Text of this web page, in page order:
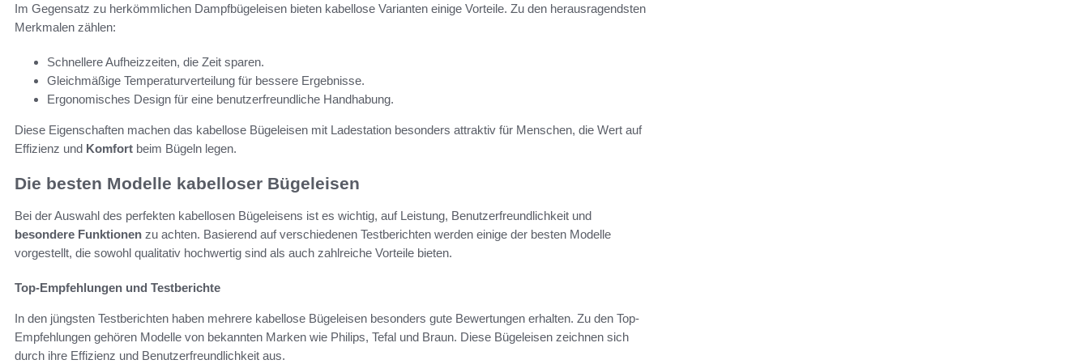
Im Gegensatz zu herkömmlichen Dampfbügeleisen bieten kabellose Varianten einige Vorteile. Zu den herausragendsten
Merkmalen zählen:
Schnellere Aufheizzeiten, die Zeit sparen.
Gleichmäßige Temperaturverteilung für bessere Ergebnisse.
Ergonomisches Design für eine benutzerfreundliche Handhabung.
Diese Eigenschaften machen das kabellose Bügeleisen mit Ladestation besonders attraktiv für Menschen, die Wert auf
Effizienz und Komfort beim Bügeln legen.
Die besten Modelle kabelloser Bügeleisen
Bei der Auswahl des perfekten kabellosen Bügeleisens ist es wichtig, auf Leistung, Benutzerfreundlichkeit und
besondere Funktionen zu achten. Basierend auf verschiedenen Testberichten werden einige der besten Modelle
vorgestellt, die sowohl qualitativ hochwertig sind als auch zahlreiche Vorteile bieten.
Top-Empfehlungen und Testberichte
In den jüngsten Testberichten haben mehrere kabellose Bügeleisen besonders gute Bewertungen erhalten. Zu den Top-
Empfehlungen gehören Modelle von bekannten Marken wie Philips, Tefal und Braun. Diese Bügeleisen zeichnen sich
durch ihre Effizienz und Benutzerfreundlichkeit aus.